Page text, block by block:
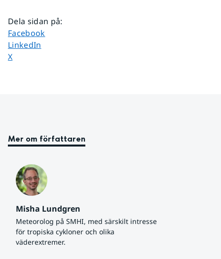
Dela sidan på:
Dela sidan på
Facebook
Dela sidan på
LinkedIn
Dela sidan på
X
Mer om författaren
Misha Lundgren
Meteorolog på SMHI, med särskilt intresse
för tropiska cykloner och olika
väderextremer.